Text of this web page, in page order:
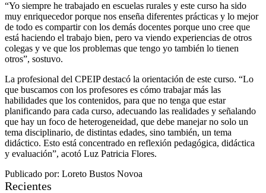
“Yo siempre he trabajado en escuelas rurales y este curso ha sido
muy enriquecedor porque nos enseña diferentes prácticas y lo mejor
de todo es compartir con los demás docentes porque uno cree que
está haciendo el trabajo bien, pero va viendo experiencias de otros
colegas y ve que los problemas que tengo yo también lo tienen
otros”, sostuvo.
La profesional del CPEIP destacó la orientación de este curso. “Lo
que buscamos con los profesores es cómo trabajar más las
habilidades que los contenidos, para que no tenga que estar
planificando para cada curso, adecuando las realidades y señalando
que hay un foco de heterogeneidad, que debe manejar no solo un
tema disciplinario, de distintas edades, sino también, un tema
didáctico. Esto está concentrado en reflexión pedagógica, didáctica
y evaluación”, acotó Luz Patricia Flores.
Publicado por: Loreto Bustos Novoa
Recientes